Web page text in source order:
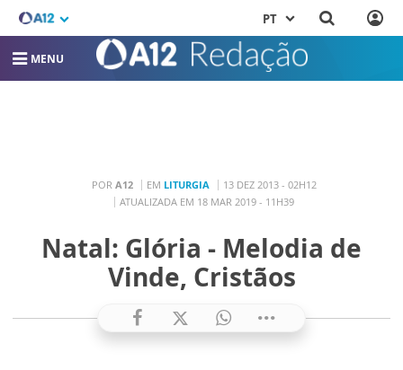
PT
MENU
POR A12 EM LITURGIA
13 DEZ 2013 - 02H12
ATUALIZADA EM 18 MAR 2019 - 11H39
Natal: Glória - Melodia de
Vinde, Cristãos